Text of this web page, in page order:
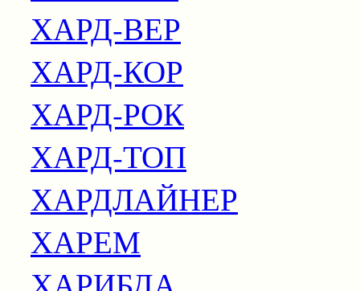
ХАРД-ВЕР
ХАРД-КОР
ХАРД-РОК
ХАРД-ТОП
ХАРДЛАЙНЕР
ХАРЕМ